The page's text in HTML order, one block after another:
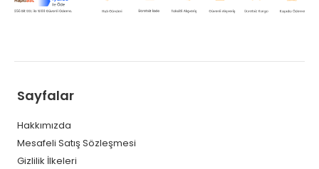
Sayfalar
Hakkımızda
Mesafeli Satış Sözleşmesi
Gizlilik İlkeleri